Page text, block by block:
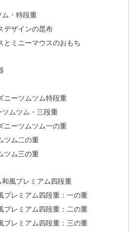
ム・特段重
デザインの昆布
とミニーマウスのおもち
ニーツムツム特段重
ムツム・三段重
ニーツムツム一の重
ツム二の重
ツム三の重
風プレミアム四段重
プレミアム四段重：一の重
プレミアム四段重：二の重
プレミアム四段重：三の重